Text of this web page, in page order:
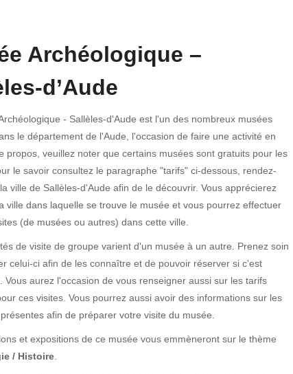
Archéologique –
d’Aude
- Sallèles-d'Aude est l'un des nombreux musées
le département de l'Aude, l'occasion de faire une activité en
propos, veuillez noter que certains musées sont gratuits pour les
le savoir consultez le paragraphe "tarifs" ci-dessous, rendez-
ville de Sallèles-d'Aude afin de le découvrir. Vous apprécierez
ville dans laquelle se trouve le musée et vous pourrez effectuer
(de musées ou autres) dans cette ville.
de visite de groupe varient d'un musée à un autre. Prenez soin
celui-ci afin de les connaître et de pouvoir réserver si c'est
Vous aurez l'occasion de vous renseigner aussi sur les tarifs
ces visites. Vous pourrez aussi avoir des informations sur les
afin de préparer votre visite du musée.
et expositions de ce musée vous emmèneront sur le thème
/ Histoire